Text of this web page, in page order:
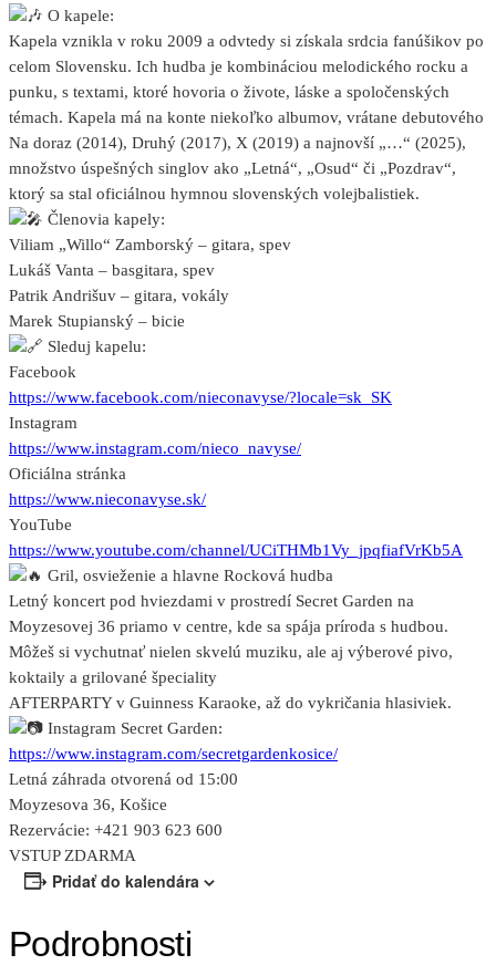
O kapele:
Kapela vznikla v roku 2009 a odvtedy si získala srdcia fanúšikov po
celom Slovensku. Ich hudba je kombináciou melodického rocku a
punku, s textami, ktoré hovoria o živote, láske a spoločenských
témach. Kapela má na konte niekoľko albumov, vrátane debutového
Na doraz (2014), Druhý (2017), X (2019) a najnovší „…“ (2025),
množstvo úspešných singlov ako „Letná“, „Osud“ či „Pozdrav“,
ktorý sa stal oficiálnou hymnou slovenských volejbalistiek.
Členovia kapely:
Viliam „Willo“ Zamborský – gitara, spev
Lukáš Vanta – basgitara, spev
Patrik Andrišuv – gitara, vokály
Marek Stupianský – bicie
Sleduj kapelu:
Facebook
https://www.facebook.com/nieconavyse/?locale=sk_SK
Instagram
https://www.instagram.com/nieco_navyse/
Oficiálna stránka
https://www.nieconavyse.sk/
YouTube
https://www.youtube.com/channel/UCiTHMb1Vy_jpqfiafVrKb5A
Gril, osvieženie a hlavne Rocková hudba
Letný koncert pod hviezdami v prostredí Secret Garden na
Moyzesovej 36 priamo v centre, kde sa spája príroda s hudbou.
Môžeš si vychutnať nielen skvelú muziku, ale aj výberové pivo,
koktaily a grilované špeciality
AFTERPARTY v Guinness Karaoke, až do vykričania hlasiviek.
Instagram Secret Garden:
https://www.instagram.com/secretgardenkosice/
Letná záhrada otvorená od 15:00
Moyzesova 36, Košice
Rezervácie: +421 903 623 600
VSTUP ZDARMA
Pridať do kalendára
Podrobnosti